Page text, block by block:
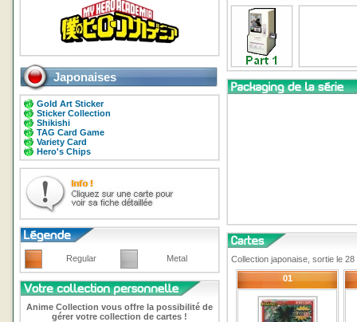
Japonaises
Gold Art Sticker
Sticker Collection
Shikishi
TAG Card Game
Variety Card
Hero's Chips
Regular Metal
Anime Collection vous offre la possibilité de
gérer votre collection de cartes !
Collection japonaise, sortie le
01